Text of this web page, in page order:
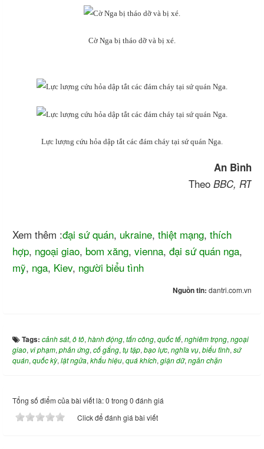
Cờ Nga bị tháo dỡ và bị xé.
Lực lượng cứu hỏa dập tắt các đám cháy tại sứ quán Nga.
An Bình
Theo BBC, RT
Xem thêm :đại sứ quán, ukraine, thiệt mạng, thích
hợp, ngoại giao, bom xăng, vienna, đại sứ quán nga,
mỹ, nga, Kiev, người biểu tình
Nguồn tin: dantri.com.vn
Tags: cảnh sát, ô tô, hành động, tấn công, quốc tế, nghiêm trọng, ngoại
giao, vi phạm, phản ứng, cố gắng, tụ tập, bạo lực, nghĩa vụ, biểu tình, sứ
quán, quốc kỳ, lật ngửa, khẩu hiệu, quá khích, giận dữ, ngăn chặn
Tổng số điểm của bài viết là: 0 trong 0 đánh giá
Click để đánh giá bài viết